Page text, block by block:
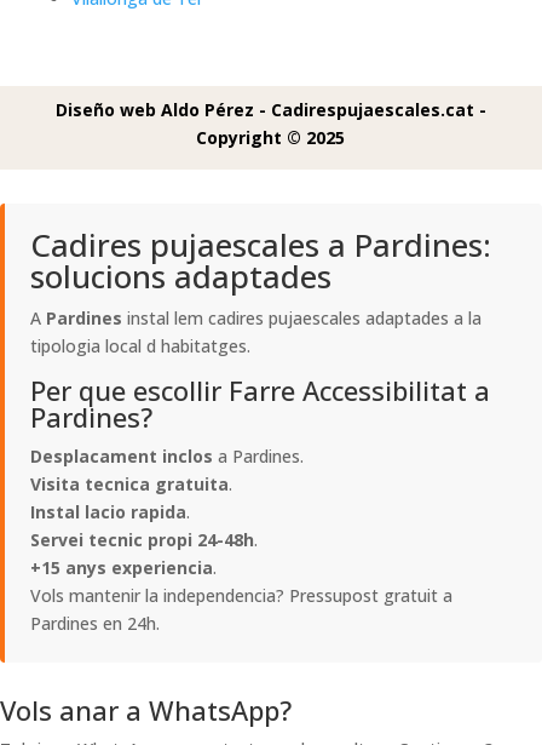
Diseño web Aldo Pérez - Cadirespujaescales.cat -
Copyright © 2025
Cadires pujaescales a Pardines:
solucions adaptades
A Pardines instal lem cadires pujaescales adaptades a la
tipologia local d habitatges.
Per que escollir Farre Accessibilitat a
Pardines?
Desplacament inclos a Pardines.
Visita tecnica gratuita.
Instal lacio rapida.
Servei tecnic propi 24-48h.
+15 anys experiencia.
Vols mantenir la independencia? Pressupost gratuit a
Pardines en 24h.
Vols anar a WhatsApp?